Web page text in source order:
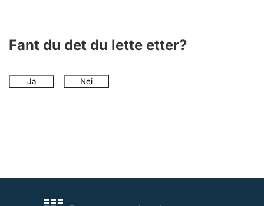
Fant du det du lette etter?
Ja Nei